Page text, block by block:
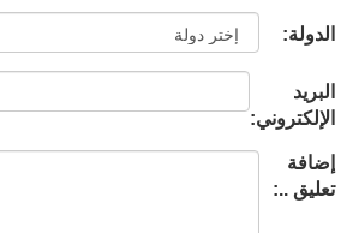
الدولة:
البريد
الإلكتروني:
إضافة
تعليق ..: